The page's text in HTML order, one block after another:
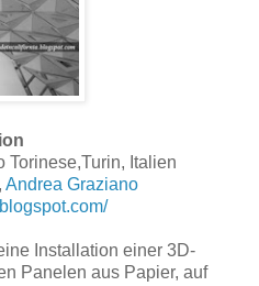
Torinese,Turin, Italien
, Andrea Graziano
Installation einer 3D-
Panelen aus Papier, auf